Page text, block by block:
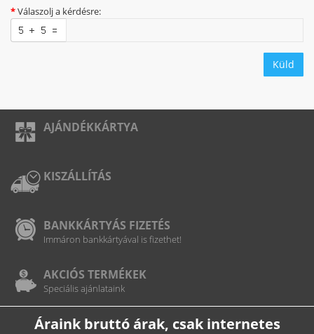
Válaszolj a kérdésre:
Küld
AJÁNDÉKKÁRTYA
KISZÁLLÍTÁS
BANKKÁRTYÁS FIZETÉS
Immáron bankkártyával is fizethet!
AKCIÓS TERMÉKEK
Speciális ajánlataink
Áraink bruttó árak, csak internetes